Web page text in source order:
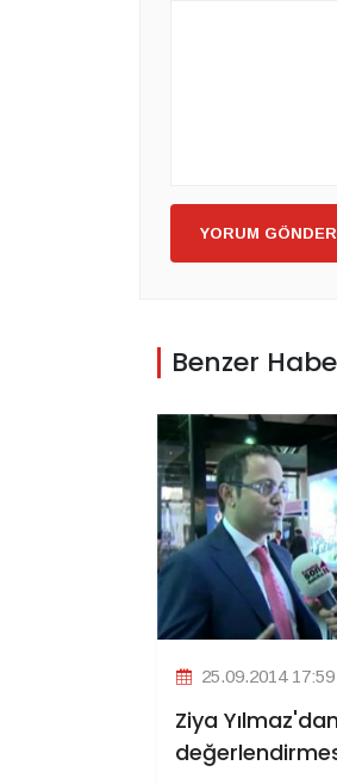
YORUM GÖNDER
Benzer
25.09.2014 17:59
Ziya